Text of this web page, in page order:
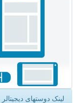
لینک دوستهای دیجیتالر